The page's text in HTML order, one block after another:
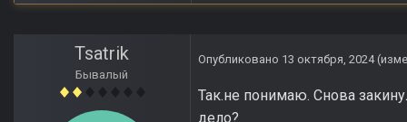
Tsatrik
Бывалый
Опубликовано 13 октября, 2024
Так.не понимаю. Снова
дело?